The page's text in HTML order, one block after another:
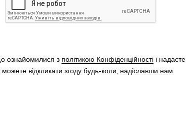
ознайомилися з політикою Конфіденційності і надаєте
відкликати згоду будь-коли, надіславши нам